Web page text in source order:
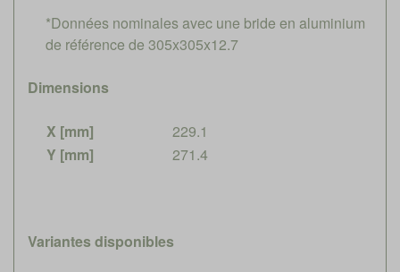
*Données nominales avec une bride en aluminium
de référence de 305x305x12.7
Dimensions
X [mm]
229.1
Y [mm]
271.4
Variantes disponibles